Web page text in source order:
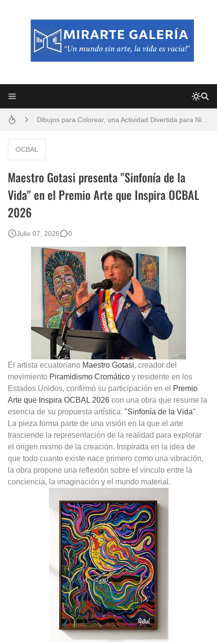
San Valentín Dibujos a Lápiz del 14 de Febrero
Que significan los cuadros de negras africanas?
El mundo del arte en pintura surrealista
OCBAL
Maestro Gotasi presenta "Sinfonía de la
Vida" en el Premio Arte que Inspira OCBAL
2026
Julio 07, 2026 0
El artista ecuatoriano Maestro Gotasi, creador del
movimiento Piramidismo Cromático y residente en los
Estados Unidos, confirmó su participación en el
Premio
Arte que Inspira OCBAL 2026 con una obra que resume la
esencia de su propuesta artística: "Sinfonía de la Vida".
La pieza forma parte de una visión en la que el arte
trasciende la representación de la realidad para explorar
el origen mismo de la creación. Inspirada en la idea de
que todo cuanto existe nace primero como una vibración,
la obra propone una reflexión sobre el vínculo entre la
conciencia, la imaginación y el mundo material.